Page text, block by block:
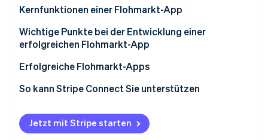
Fangen Sie klein an
Nutzen Sie Fördermittel
Richtung für Ihre Flohmarkt-App festlegen
Wählen Sie die Entwicklungsmethode aus
Entwickeln und testen
Verbesserungen freigeben und verfeinern
Kernfunktionen einer Flohmarkt-App
Funktionen für Verkäufer/innen
Funktionen für Käufer/innen
Gemeinsame Infrastruktur
Betrieb und erweiterte Funktionen
Wichtige Punkte bei der Entwicklung einer
erfolgreichen Flohmarkt-App
Übernehmen Sie sich anfangs nicht
Schaffen Sie eine vertrauenswürdige Umgebung für
Fördern Sie die fortlaufende Nutzung
Erfolgreiche Flohmarkt-Apps
Mercari
SNKRDUNK
Rakuten Rakuma
So kann Stripe Connect Sie unterstützen
Jetzt mit Stripe starten